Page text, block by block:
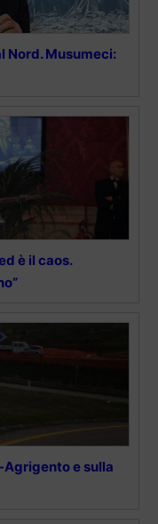
Nord. Musumeci:
è il caos.
Agrigento e sulla